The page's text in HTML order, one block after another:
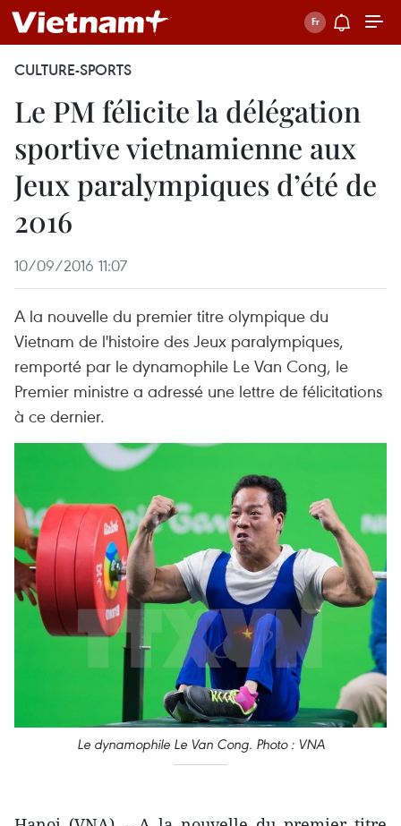
CULTURE-SPORTS
Le PM félicite la délégation
sportive vietnamienne aux
Jeux paralympiques d’été de
2016
10/09/2016 11:07
A la nouvelle du premier titre olympique du
Vietnam de l'histoire des Jeux paralympiques,
remporté par le dynamophile Le Van Cong, le
Premier ministre a adressé une lettre de félicitations
à ce dernier.
Le dynamophile Le Van Cong. Photo : VNA